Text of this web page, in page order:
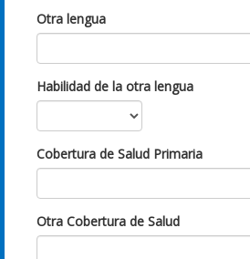
Otra lengua
Habilidad de la otra lengua
Cobertura de Salud Primaria
Otra Cobertura de Salud